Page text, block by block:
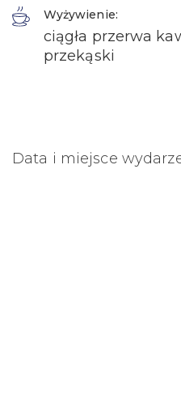
Wyżywienie:
ciągła przerwa
przekąski
Data i miejsce